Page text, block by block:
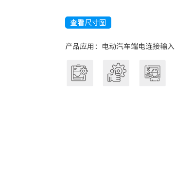
查看尺寸图
产品应用：电动汽车端电连接输入